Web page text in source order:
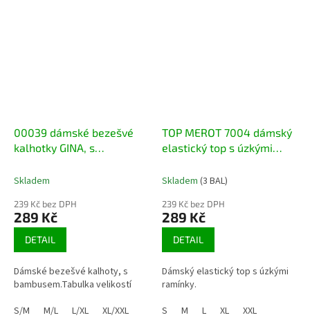
00039 dámské bezešvé
kalhotky GINA, s
Skladem
239 Kč bez DPH
289 Kč
DETAIL
Dámské bezešvé kalhoty, s
bambusem.Tabulka velikostí
S/M
M/L L/XL XL/XXL
TOP MEROT 7004 dámský
elastický top s úzkými
Skladem (3 BAL)
239 Kč bez DPH
289 Kč
DETAIL
Dámský elastický top s úzkými
ramínky.
S
M L XL XXL